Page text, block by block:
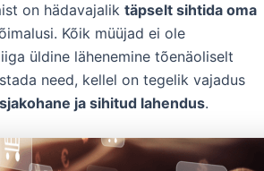
on hädavajalik täpselt sihtida oma
Kõik müüjad ei ole
üldine lähenemine tõenäoliselt
need, kellel on tegelik vajadus
ja sihitud lahendus.